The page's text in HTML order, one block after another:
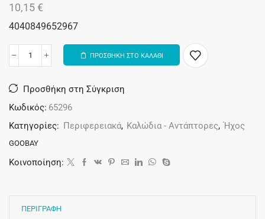
10,15 €
4040849652967
ΠΡΟΣΘΗΚΗ ΣΤΟ ΚΑΛΑΘΙ
Προσθήκη στη Σύγκριση
Κωδικός: 65296
Κατηγορίες: Περιφερειακά, Καλώδια - Αντάπτορες, Ήχος
GOOBAY
Κοινοποίηση:
ΠΕΡΙΓΡΑΦΗ